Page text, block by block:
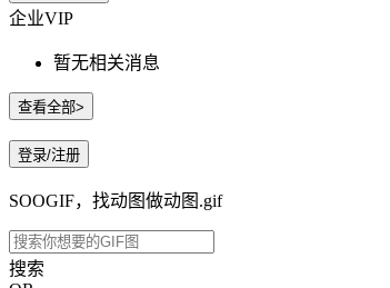
企业VIP
暂无相关消息
查看全部>
登录/注册
SOOGIF，找动图做动图.gif
搜索